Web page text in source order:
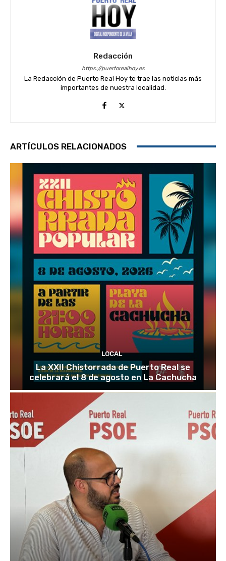
Redacción
https://puertorealhoy.es
La Redacción de Puerto Real Hoy te trae las noticias más
importantes de nuestra localidad.
ARTÍCULOS RELACIONADOS
LOCAL
La XXII Chistorrada de Puerto Real se
celebrará el 8 de agosto en La Cachucha